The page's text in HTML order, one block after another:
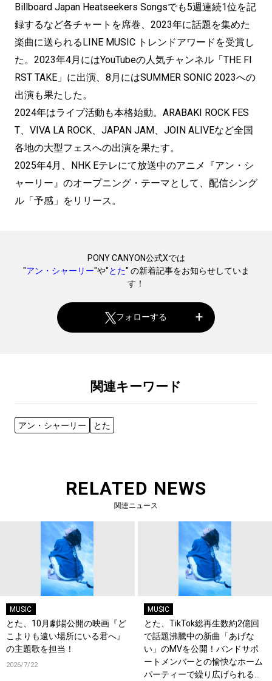
Billboard Japan Heatseekers Songsでも5週連続1位を記
録するなど各チャートを席巻、2023年に話題を集めた
楽曲に送られるLINE MUSIC トレンドアワードを受賞し
た。2023年4月にはYouTubeの人気チャンネル「THE FI
RST TAKE」に出演、8月にはSUMMER SONIC 2023への
出演も果たした。
2024年はライブ活動も本格始動。ARABAKI ROCK FES
T、VIVA LA ROCK、JAPAN JAM、JOIN ALIVEなど全国
各地の大型フェスへの出演を果たす。
2025年4月、NHK Eテレにて放送中のアニメ『アン・シ
ャーリー』のオープニング・テーマとして、配信シング
ル「予感」をリリース。
PONY CANYON公式Xでは
"アン・シャーリー"や"とた" の新着記事をお知らせしていま
す！
フォローする
関連キーワード
アン・シャーリー とた
RELATED NEWS
関連ニュース
MUSIC
とた、10月劇場公開の映画『ど
こよりも遠い場所にいる君へ』
の主題歌を担当！
2026/7/22
MUSIC
とた、TikTok総再生数約2億回
で話題沸騰中の新曲「あげな
い」のMVを公開！バンドサポ
ートメンバーとの愉快なホーム
パーティーで繰り広げられるパ